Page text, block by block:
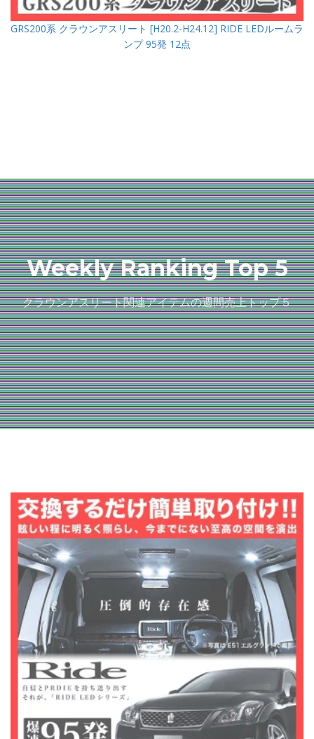
GRS200系 クラウンアスリート [H20.2-H24.12] RIDE LEDルームラ
ンプ 95発 12点
Weekly Ranking Top 5
クラウンアスリート関連アイテムの週間売上トップ５